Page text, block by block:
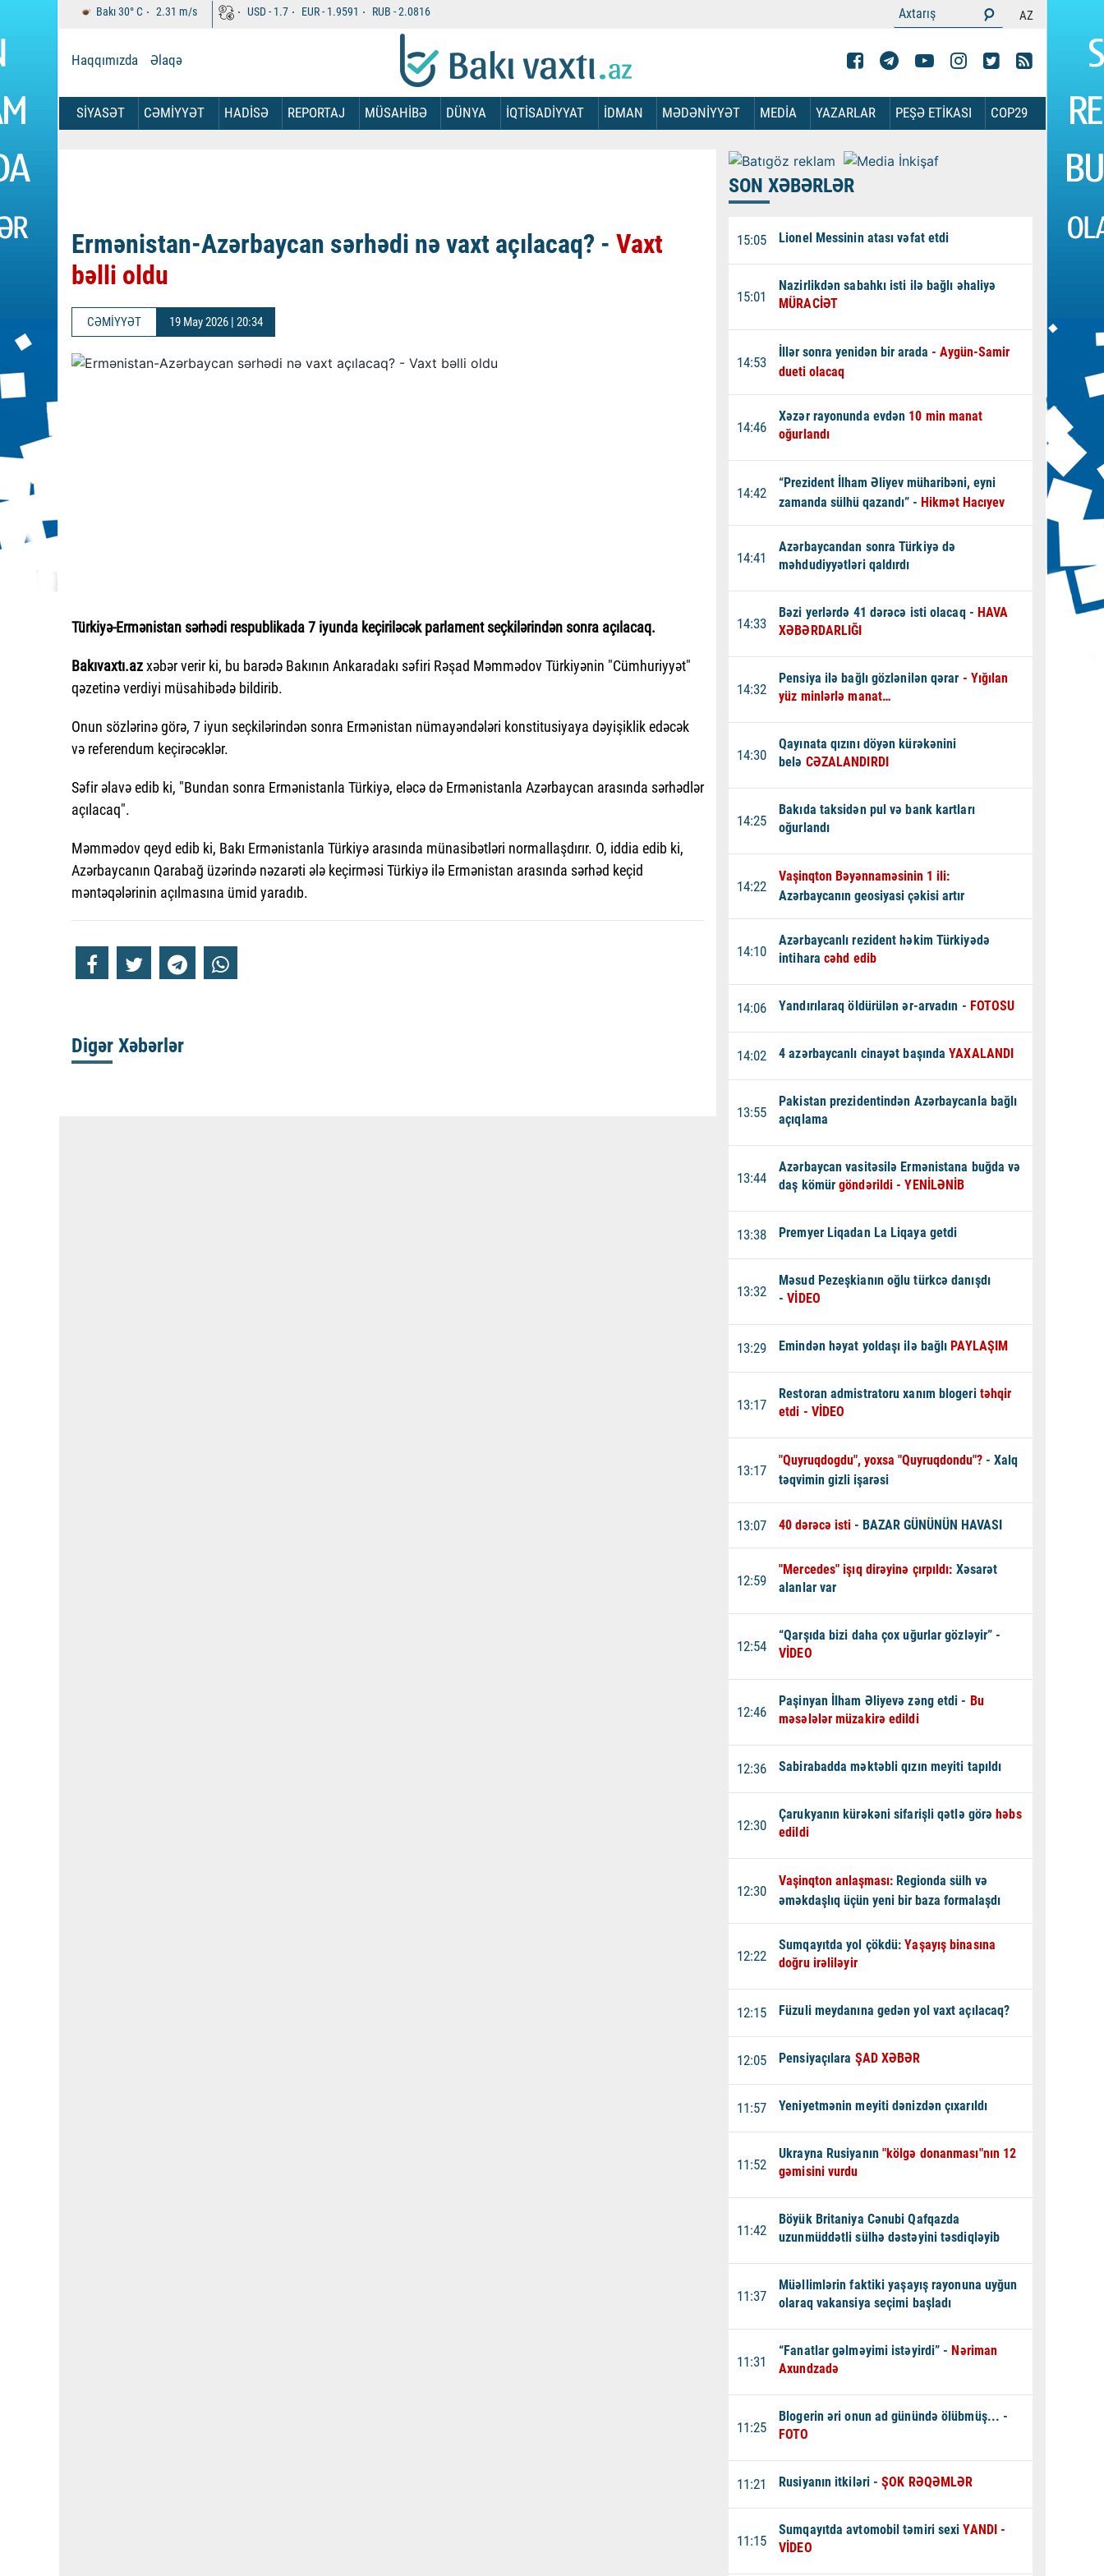
Bakı30°C 2.31 m/s USD -1.7 EUR -1.9591 RUB -2.0816 AZ
Haqqımızda Əlaqə
SİYASƏT CƏMİYYƏT HADİSƏ REPORTAJ MÜSAHİBƏ DÜNYA İQTİSADİYYAT İDMAN MƏDƏNİYYƏT MEDİA YAZARLAR PEŞƏ ETİKASI COP29
Ermənistan-Azərbaycan sərhədi nə vaxt açılacaq? - Vaxt
bəlli oldu
CƏMİYYƏT 19 May 2026 | 20:34
Türkiyə-Ermənistan sərhədi respublikada 7 iyunda keçiriləcək parlament seçkilərindən sonra açılacaq.
Bakıvaxtı.azxəbər verir ki, bu barədə Bakının Ankaradakı səfiri Rəşad Məmmədov Türkiyənin "Cümhuriyyət"
qəzetinə verdiyi müsahibədə bildirib.
Onun sözlərinə görə, 7 iyun seçkilərindən sonra Ermənistan nümayəndələri konstitusiyaya dəyişiklik edəcək
və referendum keçirəcəklər.
Səfir əlavə edib ki, "Bundan sonra Ermənistanla Türkiyə, eləcə də Ermənistanla Azərbaycan arasında sərhədlər
açılacaq".
Məmmədov qeyd edib ki, Bakı Ermənistanla Türkiyə arasında münasibətləri normallaşdırır. O, iddia edib ki,
Azərbaycanın Qarabağ üzərində nəzarəti ələ keçirməsi Türkiyə ilə Ermənistan arasında sərhəd keçid
məntəqələrinin açılmasına ümid yaradıb.
Digər Xəbərlər
SON XƏBƏRLƏR
15:05 Lionel Messinin atası vəfat etdi
15:01
Nazirlikdən sabahkı isti ilə bağlı əhaliyə
MÜRACİƏT
14:53
İllər sonra yenidən bir arada - Aygün-Samir
dueti olacaq
14:46
Xəzər rayonunda evdən 10 min manat
oğurlandı
14:42
“Prezident İlham Əliyev müharibəni, eyni
zamanda sülhü qazandı” - Hikmət Hacıyev
14:41
Azərbaycandan sonra Türkiyə də
məhdudiyyətləri qaldırdı
14:33
Bəzi yerlərdə 41 dərəcə isti olacaq - HAVA
XƏBƏRDARLIĞI
14:32
Pensiya ilə bağlı gözlənilən qərar - Yığılan
yüz minlərlə manat…
14:30
Qayınata qızını döyən kürəkənini
belə CƏZALANDIRDI
14:25
Bakıda taksidən pul və bank kartları
oğurlandı
14:22
Vaşinqton Bəyənnaməsinin 1 ili:
Azərbaycanın geosiyasi çəkisi artır
14:10
Azərbaycanlı rezident həkim Türkiyədə
intihara cəhd edib
14:06 Yandırılaraq öldürülən ər-arvadın - FOTOSU
14:02 4 azərbaycanlı cinayət başındaYAXALANDI
13:55
Pakistan prezidentindən Azərbaycanla bağlı
açıqlama
13:44
Azərbaycan vasitəsilə Ermənistana buğda və
daş kömürgöndərildi - YENİLƏNİB
13:38 Premyer Liqadan La Liqaya getdi
13:32
Məsud Pezeşkianın oğlu türkcə danışdı
-VİDEO
13:29 Emindən həyat yoldaşı ilə bağlı PAYLAŞIM
13:17
Restoran admistratoru xanım blogeri təhqir
etdi - VİDEO
13:17
"Quyruqdogdu", yoxsa "Quyruqdondu"? - Xalq
təqvimin gizli işarəsi
13:07 40 dərəcə isti - BAZAR GÜNÜNÜN HAVASI
12:59
"Mercedes" işıq dirəyinə çırpıldı: Xəsarət
alanlar var
12:54
“Qarşıda bizi daha çox uğurlar gözləyir” -
VİDEO
12:46
Paşinyan İlham Əliyevə zəng etdi - Bu
məsələlər müzakirə edildi
12:36 Sabirabadda məktəbli qızın meyiti tapıldı
12:30
Çarukyanın kürəkəni sifarişli qətlə görəhəbs
edildi
12:30
Vaşinqton anlaşması: Regionda sülh və
əməkdaşlıq üçün yeni bir baza formalaşdı
12:22
Sumqayıtda yol çökdü:Yaşayış binasına
doğru irəliləyir
12:15 Füzuli meydanına gedən yol vaxt açılacaq?
12:05 Pensiyaçılara ŞAD XƏBƏR
11:57 Yeniyetmənin meyiti dənizdən çıxarıldı
11:52
Ukrayna Rusiyanın "kölgə donanması"nın 12
gəmisini vurdu
11:42
Böyük Britaniya Cənubi Qafqazda
uzunmüddətli sülhə dəstəyini təsdiqləyib
11:37
Müəllimlərin faktiki yaşayış rayonuna uyğun
olaraq vakansiya seçimi başladı
11:31
“Fanatlar gəlməyimi istəyirdi” - Nəriman
Axundzadə
11:25
Blogerin əri onun ad günündə ölübmüş... -
FOTO
11:21 Rusiyanın itkiləri - ŞOK RƏQƏMLƏR
11:15
Sumqayıtda avtomobil təmiri sexiYANDI -
VİDEO